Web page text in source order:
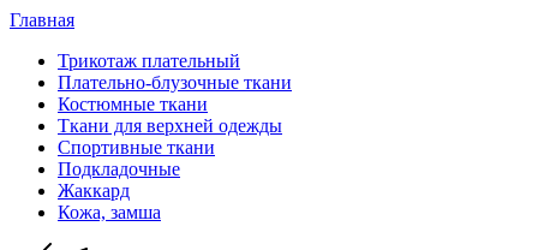
Главная
Трикотаж плательный
Плательно-блузочные ткани
Костюмные ткани
Ткани для верхней одежды
Спортивные ткани
Подкладочные
Жаккард
Кожа, замша